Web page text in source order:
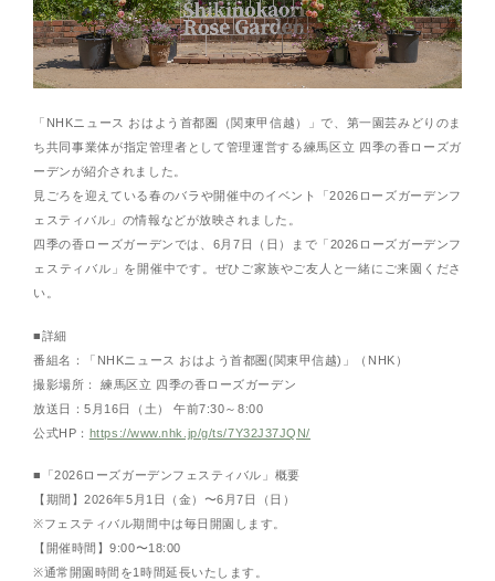
「NHKニュース おはよう首都圏（関東甲信越）」で、第一園芸みどりのま
ち共同事業体が指定管理者として管理運営する練馬区立 四季の香ローズガ
ーデンが紹介されました。
見ごろを迎えている春のバラや開催中のイベント「2026ローズガーデンフ
ェスティバル」の情報などが放映されました。
四季の香ローズガーデンでは、6月7日（日）まで「2026ローズガーデンフ
ェスティバル」を開催中です。ぜひご家族やご友人と一緒にご来園くださ
い。
■詳細
番組名：「NHKニュース おはよう首都圏(関東甲信越)」（NHK）
撮影場所： 練馬区立 四季の香ローズガーデン
放送日：5月16日（土） 午前7:30～8:00
公式HP： https://www.nhk.jp/g/ts/7Y32J37JQN/
■「2026ローズガーデンフェスティバル」概要
【期間】2026年5月1日（金）〜6月7日（日）
※フェスティバル期間中は毎日開園します。
【開催時間】9:00〜18:00
※通常開園時間を1時間延長いたします。